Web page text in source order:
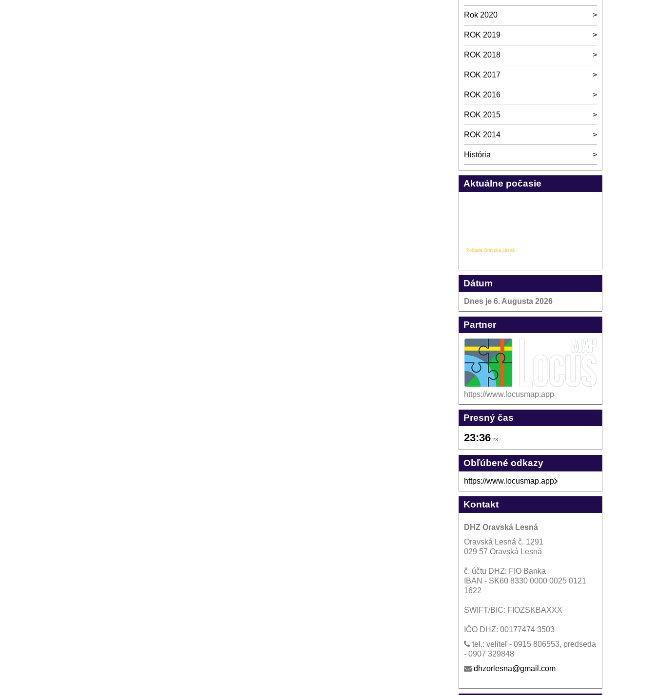
Rok 2020
ROK 2019
ROK 2018
ROK 2017
ROK 2016
ROK 2015
ROK 2014
História
Aktuálne počasie
Počasie Oravská Lesná
Dátum
Dnes je 6. Augusta 2026
Partner
https://www.locusmap.app
Presný čas
23:36 23
Obľúbené odkazy
https://www.locusmap.app
Kontakt
DHZ Oravská Lesná
Oravská Lesná č. 1291
029 57 Oravská Lesná
č. účtu DHZ: FIO Banka
IBAN - SK60 8330 0000 0025 0121
1622
SWIFT/BIC: FIOZSKBAXXX
IČO DHZ: 00177474 3503
tel.: veliteľ - 0915 806553, predseda
- 0907 329848
dhzorlesna@gmail.com